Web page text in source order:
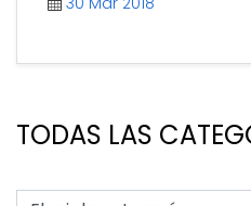
TODAS LAS